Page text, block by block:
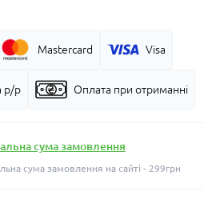
Mastercard Visa
р/р Оплата при отриманні
сума замовлення
сума замовлення на сайті - 299грн